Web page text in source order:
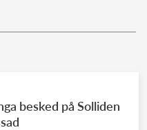
besked på Solliden